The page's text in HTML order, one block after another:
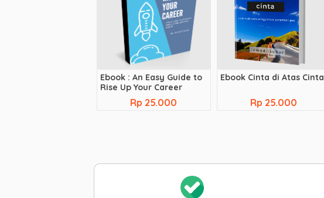
Ebook : An Easy Guide to
Rise Up Your Career
Rp 25.000
Ebook Cinta di Atas Cinta
Rp 25.000